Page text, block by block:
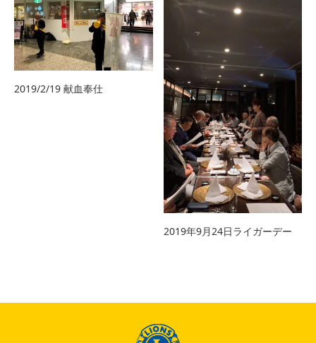
2019/2/19 献血奉仕
2019年9月24日ライガーデー